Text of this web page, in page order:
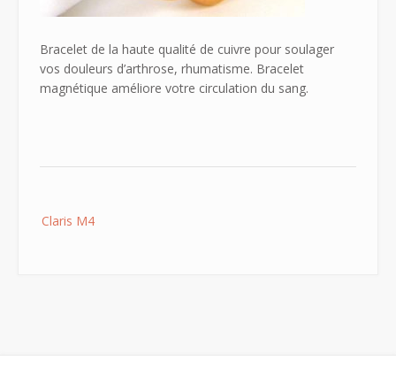
Bracelet de la haute qualité de cuivre pour soulager
vos douleurs d’arthrose, rhumatisme. Bracelet
magnétique améliore votre circulation du sang.
navigation
Claris M4